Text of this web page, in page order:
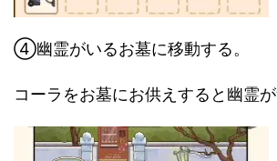
④幽霊がいるお墓に移動する。
コーラをお墓にお供えすると幽霊が